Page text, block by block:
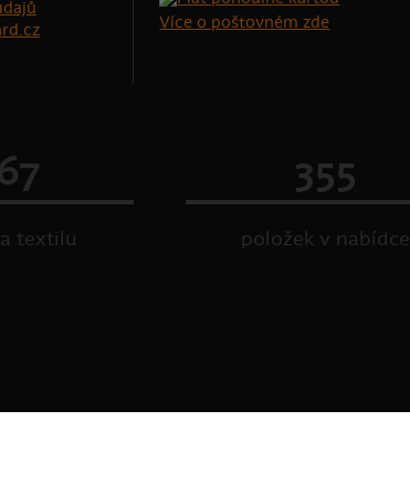
Více o poštovném zde
textilu
355
položek v nabídce